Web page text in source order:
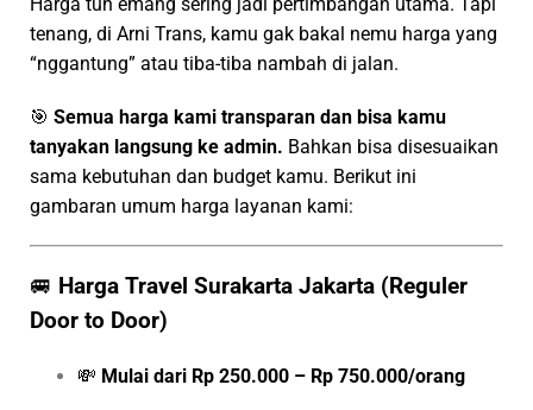
tenang, di Arni Trans, kamu gak bakal nemu harga yang
“nggantung” atau tiba-tiba nambah di jalan.
🎯 Semua harga kami transparan dan bisa kamu
tanyakan langsung ke admin. Bahkan bisa disesuaikan
sama kebutuhan dan budget kamu. Berikut ini
gambaran umum harga layanan kami:
🚐 Harga Travel Surakarta Jakarta (Reguler
Door to Door)
💸 Mulai dari Rp 250.000 – Rp 750.000/orang